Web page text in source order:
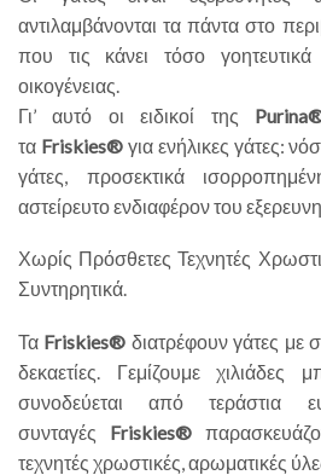
αντιλαμβάνονται τα πάντα στο
που τις κάνει τόσο
οικογένειας.
Γι’ αυτό οι ειδικοί της
τα Friskies®για ενήλικες γάτες:
γάτες, προσεκτικά
αστείρευτο ενδιαφέρον του
Χωρίς Πρόσθετες Τεχνητές
Συντηρητικά.
Τα Friskies® διατρέφουν γάτες με
δεκαετίες. Γεμίζουμε
συνοδεύεται από τεράστια
συνταγές Friskies®
τεχνητές χρωστικές, αρωματικές